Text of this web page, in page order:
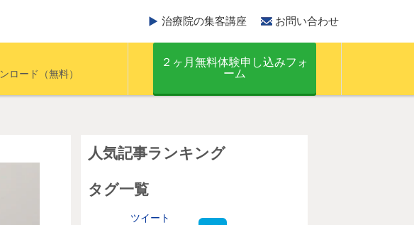
治療院の集客講座 お問い合わせ
ロード（無料）
２ヶ月無料体験申し込みフォ
ーム
人気記事ランキング
タグ一覧
ツイート